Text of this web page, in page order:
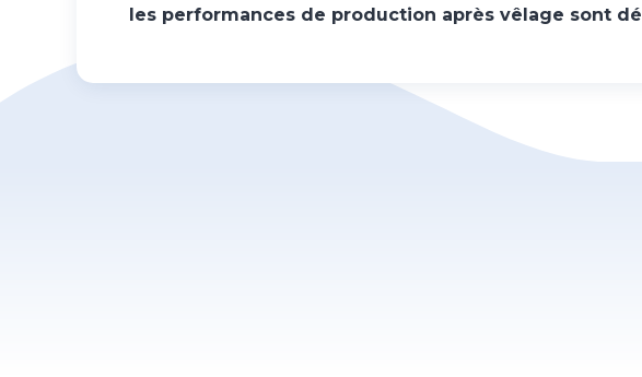
les performances de production après vêlage sont